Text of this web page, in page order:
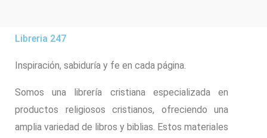
Libreria 247
Inspiración, sabiduría y fe en cada página.
Somos una librería cristiana especializada en
productos religiosos cristianos, ofreciendo una
amplia variedad de libros y biblias. Estos materiales